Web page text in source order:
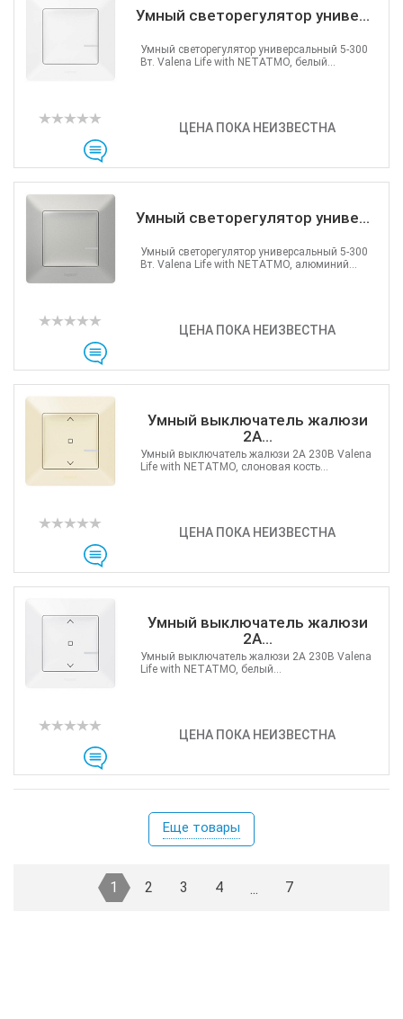
Умный светорегулятор униве...
ЦЕНА ПОКА НЕИЗВЕСТНА
Умный светорегулятор универсальный 5-300
Вт. Valena Life with NETATMO, белый...
Умный светорегулятор униве...
ЦЕНА ПОКА НЕИЗВЕСТНА
Умный светорегулятор универсальный 5-300
Вт. Valena Life with NETATMO, алюминий...
Умный выключатель жалюзи
2А...
ЦЕНА ПОКА НЕИЗВЕСТНА
Умный выключатель жалюзи 2А 230В Valena
Life with NETATMO, слоновая кость...
Умный выключатель жалюзи
2А...
ЦЕНА ПОКА НЕИЗВЕСТНА
Умный выключатель жалюзи 2А 230В Valena
Life with NETATMO, белый...
Еще товары
1 2 3 4 ... 7